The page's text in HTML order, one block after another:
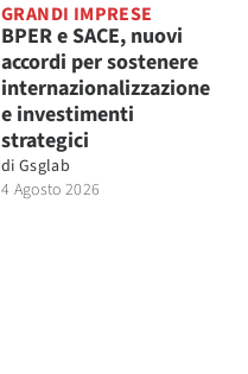
GRANDI IMPRESE
BPER e SACE, nuovi
accordi per sostenere
internazionalizzazione
e investimenti
strategici
di Gsglab
4 Agosto 2026